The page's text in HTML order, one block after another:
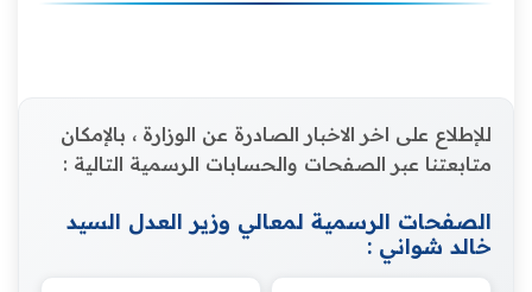
للإطلاع على اخر الاخبار الصادرة عن الوزارة ، بالإمكان
متابعتنا عبر الصفحات والحسابات الرسمية التالية :
الصفحات الرسمية لمعالي وزير العدل السيد
خالد شواني :